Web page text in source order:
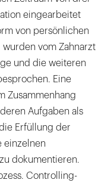
eingearbeitet
von persönlichen
vom Zahnarzt
und die weiteren
Eine
Zusammenhang
Aufgaben als
Erfüllung der
einzelnen
dokumentieren.
Controlling-